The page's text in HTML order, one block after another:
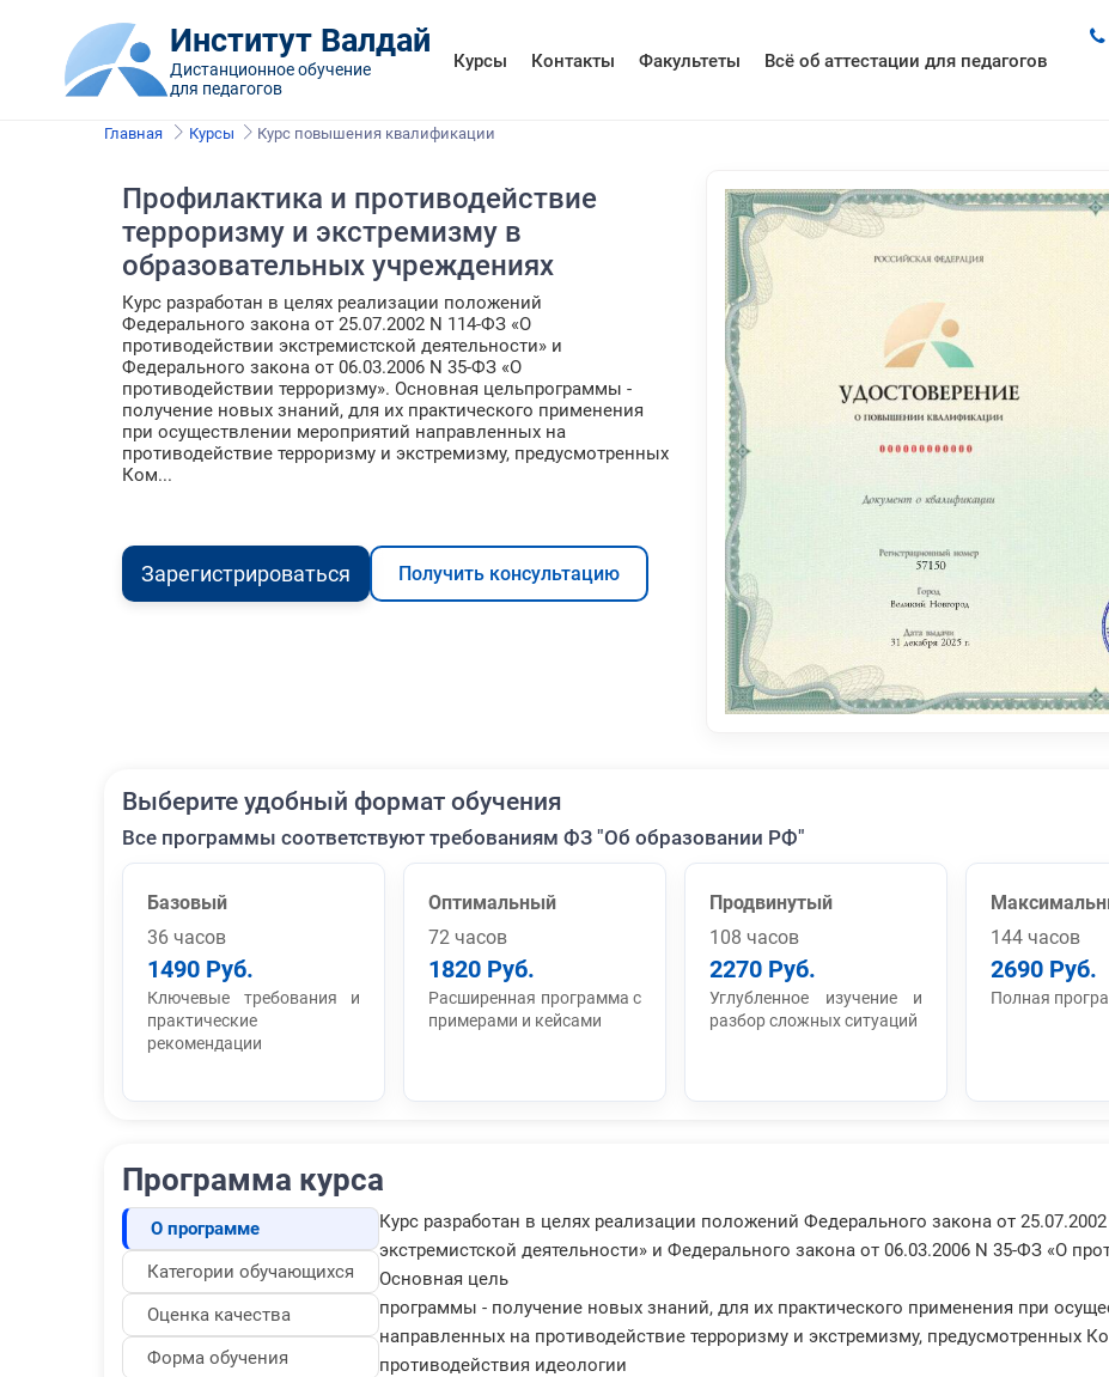
Институт Валдай
Дистанционное обучение
для педагогов
Курсы Контакты Факультеты Всё об аттестации для педагогов
Главная Курсы Курс повышения квалификации
Профилактика и противодействие
терроризму и экстремизму в
образовательных учреждениях
Курс разработан в целях реализации положений
Федерального закона от 25.07.2002 N 114-ФЗ «О
противодействии экстремистской деятельности» и
Федерального закона от 06.03.2006 N 35-ФЗ «О
противодействии терроризму». Основная цельпрограммы -
получение новых знаний, для их практического применения
при осуществлении мероприятий направленных на
противодействие терроризму и экстремизму, предусмотренных
Ком...
Зарегистрироваться Получить консультацию
Выберите удобный формат обучения
Все программы соответствуют требованиям ФЗ "Об образовании РФ"
Базовый
36 часов
1490 Руб.
Ключевые требования и
практические
рекомендации
Оптимальный
72 часов
1820 Руб.
Расширенная программа с
примерами и кейсами
Продвинутый
108 часов
2270 Руб.
Углубленное изучение и
разбор сложных ситуаций
144 часов
2690 Руб.
Полная
Программа курса
О программе
Категории обучающихся
Оценка качества
Форма обучения
Курс разработан в целях реализации положений Федерального закона от
экстремистской деятельности» и Федерального закона от 06.03.2006 N 35-ФЗ «О
Основная цель
программы - получение новых знаний, для их практического применения при
направленных на противодействие терроризму и экстремизму, предусмотренных
противодействия идеологии